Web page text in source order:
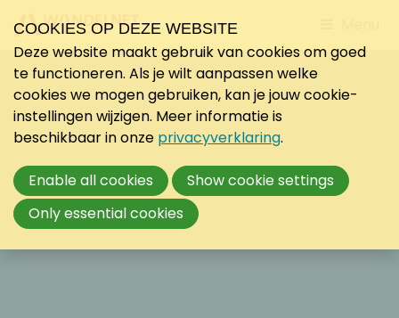
to
COOKIES OP DEZE WEBSITE
Deze website maakt gebruik van cookies om goed
te functioneren. Als je wilt aanpassen welke
cookies we mogen gebruiken, kan je jouw cookie-
instellingen wijzigen. Meer informatie is
beschikbaar in onze privacyverklaring.
Enable all cookies
Show cookie settings
Only essential cookies